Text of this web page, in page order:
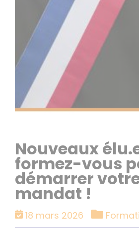
Nouveaux
formez-vous
démarrer
mandat !
18 mars 2026